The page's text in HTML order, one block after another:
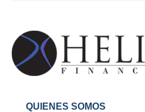
QUIENES SOMOS